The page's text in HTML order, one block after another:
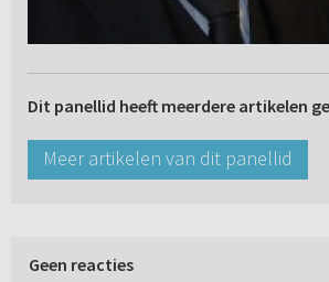
Dit panellid heeft meerdere artikelen
Meer artikelen van dit panellid
Geen reacties